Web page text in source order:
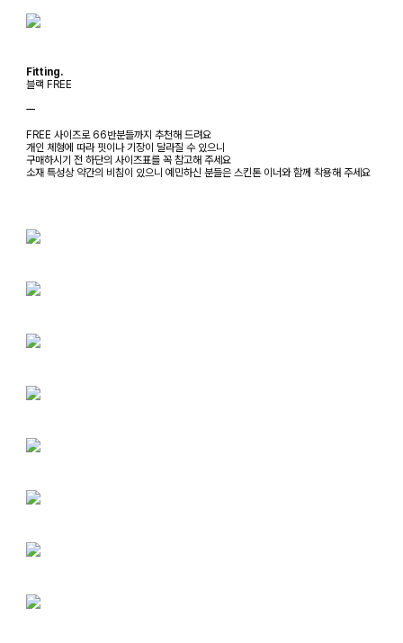
Fitting.
블랙 FREE
ㅡ
FREE 사이즈로 66반분들까지 추천해 드려요
개인 체형에 따라 핏이나 기장이 달라질 수 있으니
구매하시기 전 하단의 사이즈표를 꼭 참고해 주세요
소재 특성상 약간의 비침이 있으니 예민하신 분들은 스킨톤 이너와 함께 착용해 주세요